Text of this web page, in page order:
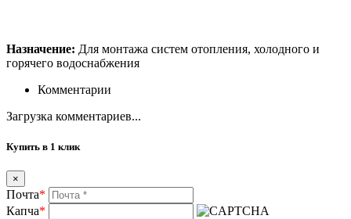
Назначение: Для монтажа систем отопления, холодного и
горячего водоснабжения
Комментарии
Загрузка комментариев...
Купить в 1 клик
×
Почта*
Капча*